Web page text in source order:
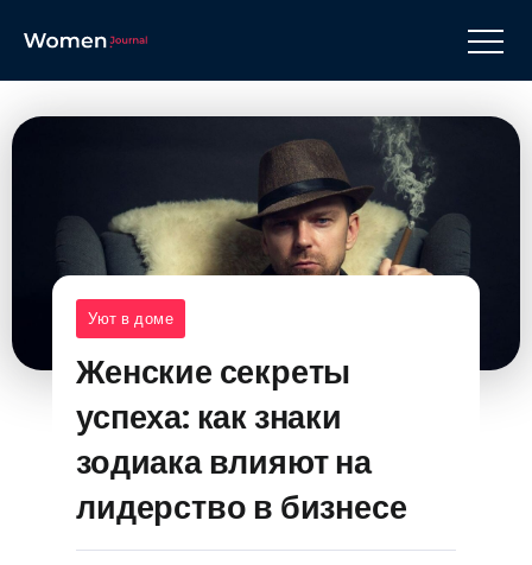
Уют в доме
Женские секреты
успеха: как знаки
зодиака влияют на
лидерство в бизнесе